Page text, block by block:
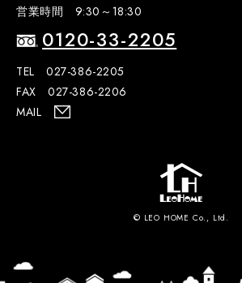
営業時間 9:30～18:30
0120-33-2205
TEL 027-386-2205
FAX 027-386-2206
MAIL
© LEO HOME Co., Ltd.